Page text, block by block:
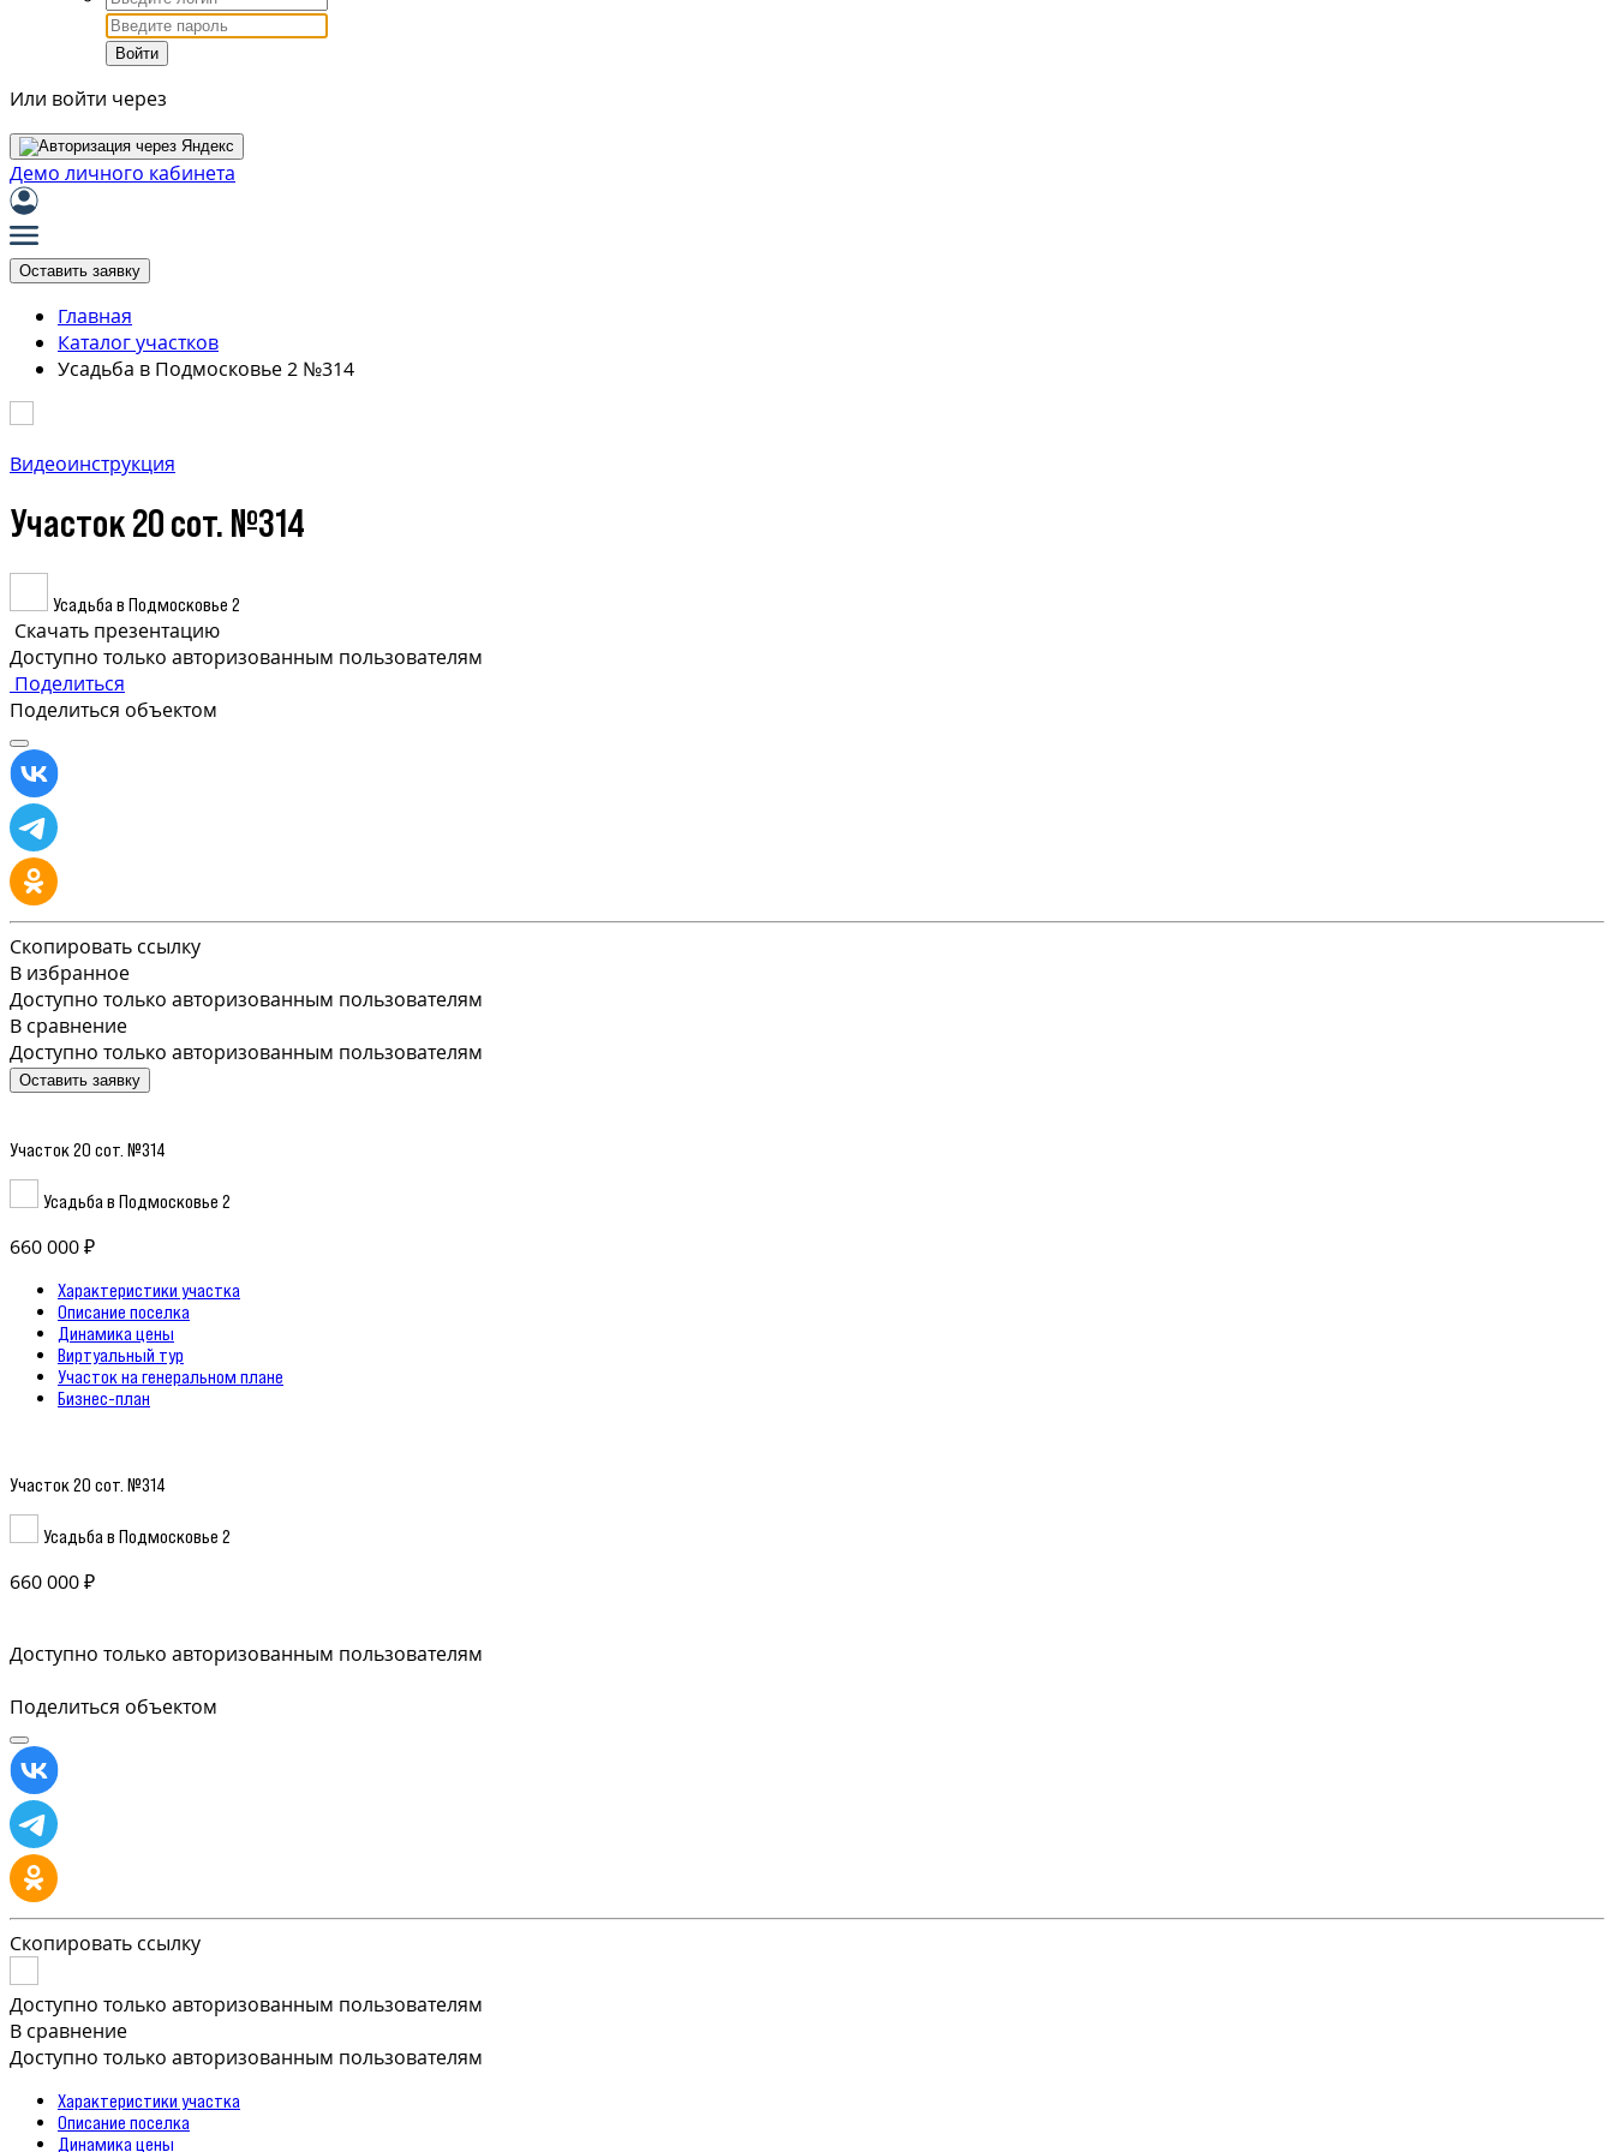
Войти
Или войти через
Демо личного кабинета
Оставить заявку
Главная
Каталог участков
Усадьба в Подмосковье 2 №314
Видеоинструкция
Участок 20 сот. №314
Усадьба в Подмосковье 2
Скачать презентацию
Доступно только авторизованным пользователям
Поделиться
Поделиться объектом
Скопировать ссылку
В избранное
Доступно только авторизованным пользователям
В сравнение
Доступно только авторизованным пользователям
Оставить заявку
Участок 20 сот. №314
Усадьба в Подмосковье 2
660 000 ₽
Характеристики участка
Описание поселка
Динамика цены
Виртуальный тур
Участок на генеральном плане
Бизнес-план
Участок 20 сот. №314
Усадьба в Подмосковье 2
660 000 ₽
Доступно только авторизованным пользователям
Поделиться объектом
Скопировать ссылку
Доступно только авторизованным пользователям
В сравнение
Доступно только авторизованным пользователям
Характеристики участка
Описание поселка
Динамика цены